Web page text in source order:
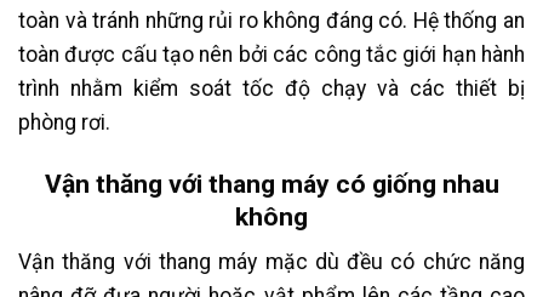
toàn và tránh những rủi ro không đáng có. Hệ thống an
toàn được cấu tạo nên bởi các công tắc giới hạn hành
trình nhằm kiểm soát tốc độ chạy và các thiết bị
phòng rơi.
Vận thăng với thang máy có giống nhau
không
Vận thăng với thang máy mặc dù đều có chức năng